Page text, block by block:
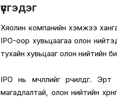
үүсгэдэг
Хяолин компанийн хэмжээ
IPO-оор хувьцаагаа олон
тухайн хувьцааг олон нийтийн
IPO нь өмчлөлийг өөрчилдөг.
магадлалтай, олон нийтийн